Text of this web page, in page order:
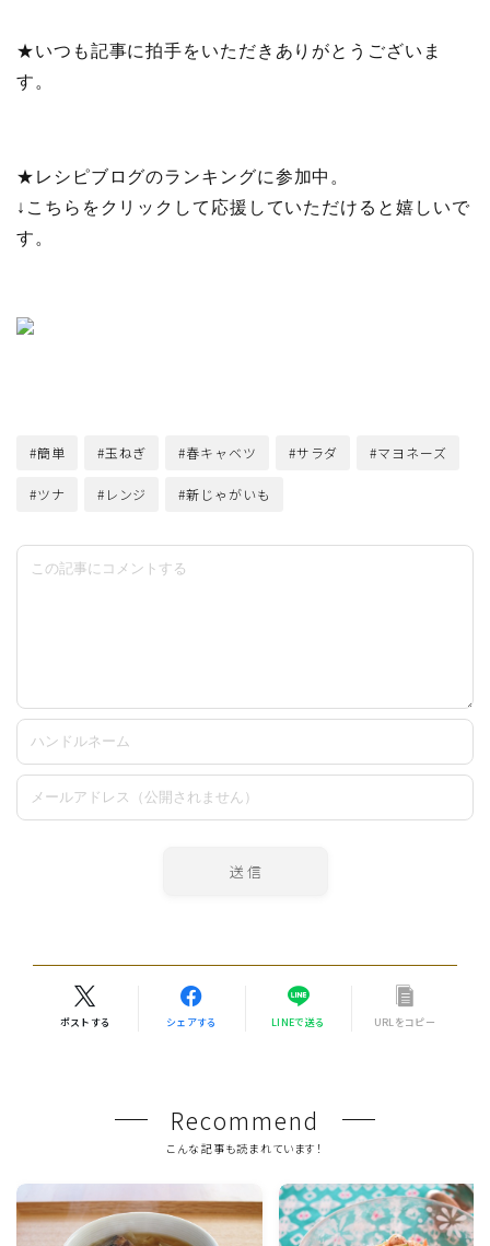
★いつも記事に拍手をいただきありがとうございま
す。
★ レシピブログのランキングに参加中。
↓こちらをクリックして応援していただけると嬉しいで
す。
#簡単 #玉ねぎ #春キャベツ #サラダ #マヨネーズ
#ツナ #レンジ #新じゃがいも
ポストする シェアする LINEで送る URLをコピー
Recommend
こんな記事も読まれています！